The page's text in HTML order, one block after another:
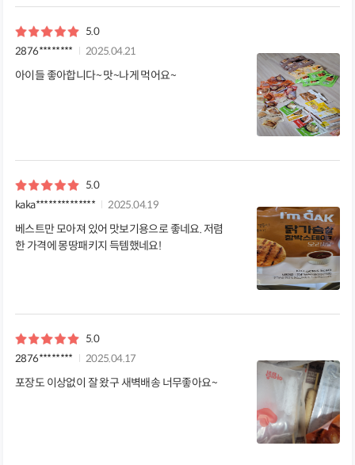
5.0
2876********
2025.04.21
아이들 좋아합니다~ 맛~나게 먹어요~
5.0
kaka**************
2025.04.19
베스트만 모아져 있어 맛보기용으로 좋네요. 저렴
한 가격에 몽땅패키지 득템했네요!
5.0
2876********
2025.04.17
포장도 이상없이 잘 왔구 새벽배송 너무좋아요~